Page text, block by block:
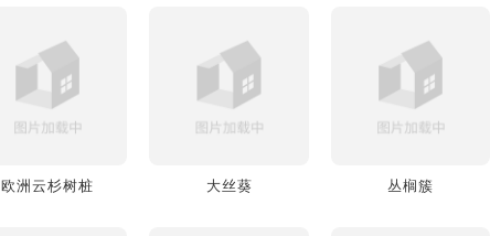
欧洲云杉树桩 大丝葵 丛榈簇